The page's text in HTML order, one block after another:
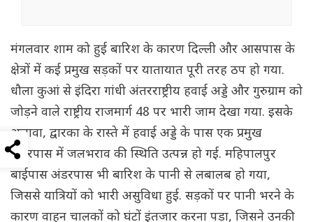
मंगलवार शाम को हुई बारिश के कारण दिल्ली और आसपास के
क्षेत्रों में कई प्रमुख सड़कों पर यातायात पूरी तरह ठप हो गया.
धौला कुआं से इंदिरा गांधी अंतरराष्ट्रीय हवाई अड्डे और गुरुग्राम को
जोड़ने वाले राष्ट्रीय राजमार्ग 48 पर भारी जाम देखा गया. इसके
अलावा, द्वारका के रास्ते में हवाई अड्डे के पास एक प्रमुख
अंडरपास में जलभराव की स्थिति उत्पन्न हो गई. महिपालपुर
बाईपास अंडरपास भी बारिश के पानी से लबालब हो गया,
जिससे यात्रियों को भारी असुविधा हुई. सड़कों पर पानी भरने के
कारण वाहन चालकों को घंटों इंतजार करना पड़ा, जिसने उनकी